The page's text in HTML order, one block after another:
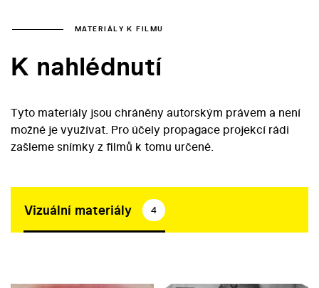
MATERIÁLY K FILMU
K nahlédnutí
Tyto materiály jsou chráněny autorským právem a není
možné je využívat. Pro účely propagace projekcí rádi
zašleme snímky z filmů k tomu určené.
Vizuální materiály 4